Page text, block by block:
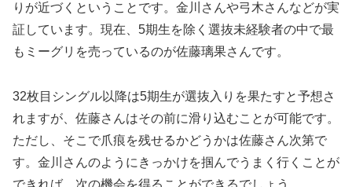
りが近づくということです。金川さんや弓木さんなどが実
証しています。現在、5期生を除く選抜未経験者の中で最
もミーグリを売っているのが佐藤璃果さんです。
32枚目シングル以降は5期生が選抜入りを果たすと予想さ
れますが、佐藤さんはその前に滑り込むことが可能です。
ただし、そこで爪痕を残せるかどうかは佐藤さん次第で
す。金川さんのようにきっかけを掴んでうまく行くことが
できれば、次の機会を得ることができるでしょう。